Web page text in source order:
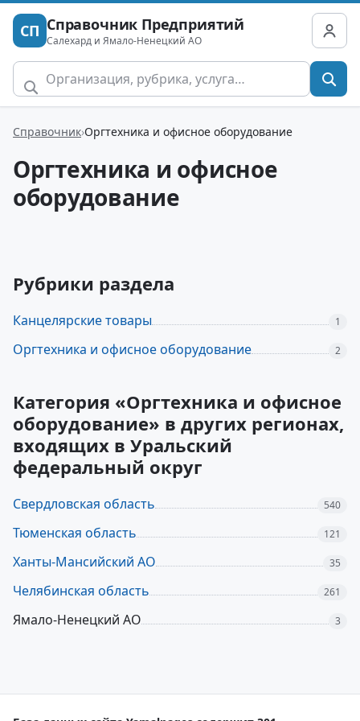
СП Справочник Предприятий
Салехард и Ямало-Ненецкий АО
Справочник Оргтехника и офисное оборудование
Оргтехника и офисное
оборудование
Рубрики раздела
Канцелярские товары 1
Оргтехника и офисное оборудование 2
Категория «Оргтехника и офисное
оборудование» в других регионах,
входящих в Уральский
федеральный округ
Свердловская область 540
Тюменская область 121
Ханты-Мансийский АО 35
Челябинская область 261
Ямало-Ненецкий АО 3